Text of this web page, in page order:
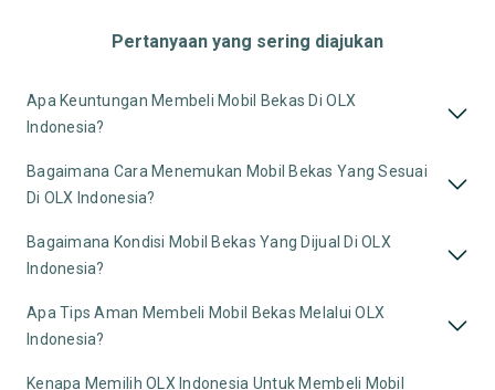
Pertanyaan yang sering diajukan
Apa Keuntungan Membeli Mobil Bekas Di OLX
Indonesia?
Bagaimana Cara Menemukan Mobil Bekas Yang Sesuai
Di OLX Indonesia?
Bagaimana Kondisi Mobil Bekas Yang Dijual Di OLX
Indonesia?
Apa Tips Aman Membeli Mobil Bekas Melalui OLX
Indonesia?
Kenapa Memilih OLX Indonesia Untuk Membeli Mobil